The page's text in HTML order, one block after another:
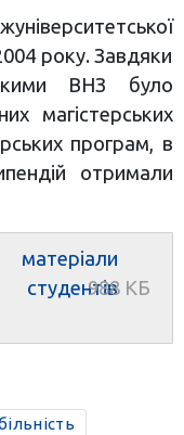
року. Завдяки
ВНЗ було
магістерських
програм, в
отримали
студентів